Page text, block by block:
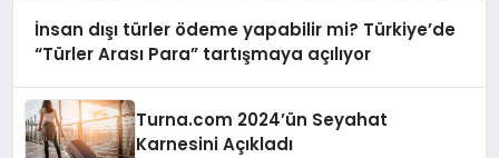
İnsan dışı türler ödeme yapabilir mi? Türkiye’de
“Türler Arası Para” tartışmaya açılıyor
Turna.com 2024’ün Seyahat
Karnesini Açıkladı